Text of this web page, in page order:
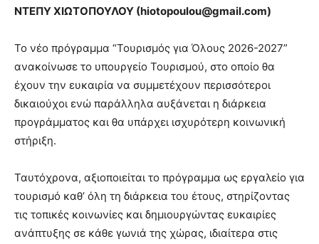
ΝΤΕΠΥ ΧΙΩΤΟΠΟΥΛΟΥ (hiotopoulou@gmail.com)
Το νέο πρόγραμμα “Τουρισμός για Όλους 2026-2027”
ανακοίνωσε το υπουργείο Τουρισμού, στο οποίο θα
έχουν την ευκαιρία να συμμετέχουν περισσότεροι
δικαιούχοι ενώ παράλληλα αυξάνεται η διάρκεια
προγράμματος και θα υπάρχει ισχυρότερη κοινωνική
στήριξη.
Ταυτόχρονα, αξιοποιείται το πρόγραμμα ως εργαλείο για
τουρισμό καθ’ όλη τη διάρκεια του έτους, στηρίζοντας
τις τοπικές κοινωνίες και δημιουργώντας ευκαιρίες
ανάπτυξης σε κάθε γωνιά της χώρας, ιδιαίτερα στις